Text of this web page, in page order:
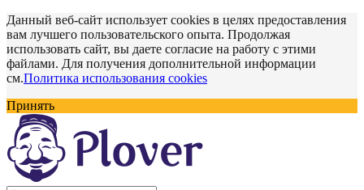
Данный веб-сайт использует cookies в целях предоставления
вам лучшего пользовательского опыта. Продолжая
использовать сайт, вы даете согласие на работу с этими
файлами. Для получения дополнительной информации
см.Политика использования cookies
Принять